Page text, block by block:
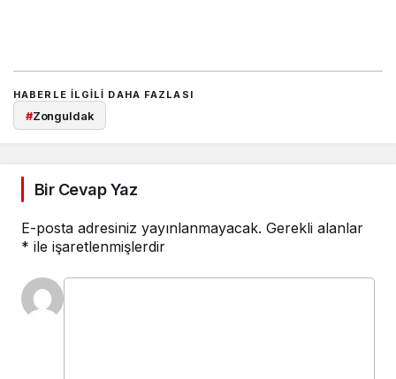
HABERLE ILGILI DAHA FAZLASI
#Zonguldak
Bir Cevap Yaz
E-posta adresiniz yayınlanmayacak. Gerekli alanlar
* ile işaretlenmişlerdir